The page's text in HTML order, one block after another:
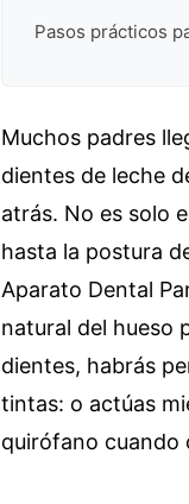
Pasos prácticos
Muchos padres
dientes de leche
atrás. No es solo
hasta la postura
Aparato Dental
natural del hueso
dientes, habrás
tintas: o actúas
quirófano cuando